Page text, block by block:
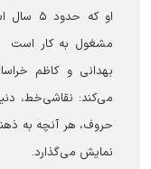
او که
مشغول به کار است
بهدانی و کاظم
می‌کند: نقاشی‌خط،
حروف، هر آنچه به
نمایش می‌گذارد.